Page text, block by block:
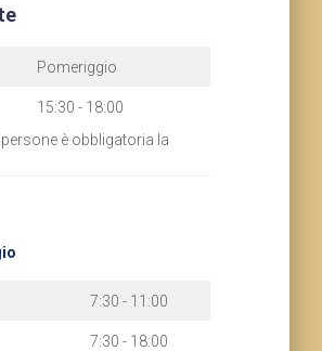
Pomeriggio
15:30 - 18:00
è obbligatoria la
7:30 - 11:00
7:30 - 18:00